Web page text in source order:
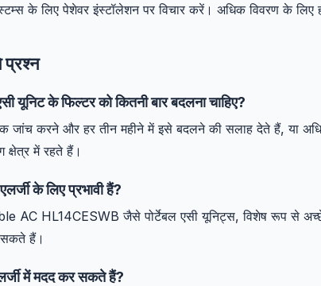
के लिए पेशेवर इंस्टॉलेशन पर विचार करें। अधिक विवरण के लिए
यूनिट के फिल्टर को कितनी बार बदलना चाहिए?
जांच करने और हर तीन महीने में इसे बदलने की सलाह देते हैं, या
क्षेत्र में रहते हैं।
के लिए प्रभावी हैं?
AC HL14CESWB जैसे पोर्टेबल एसी यूनिट्स, विशेष रूप से
हैं।
में मदद कर सकते हैं?